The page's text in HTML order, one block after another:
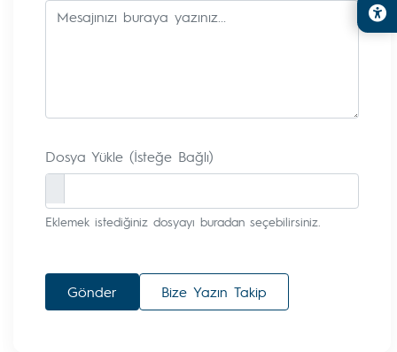
Dosya Yükle (İsteğe Bağlı)
Eklemek istediğiniz dosyayı buradan seçebilirsiniz.
Gönder Bize Yazın Takip